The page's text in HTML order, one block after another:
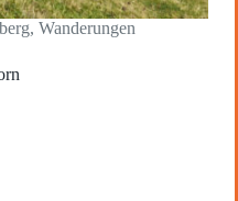
, Wanderungen